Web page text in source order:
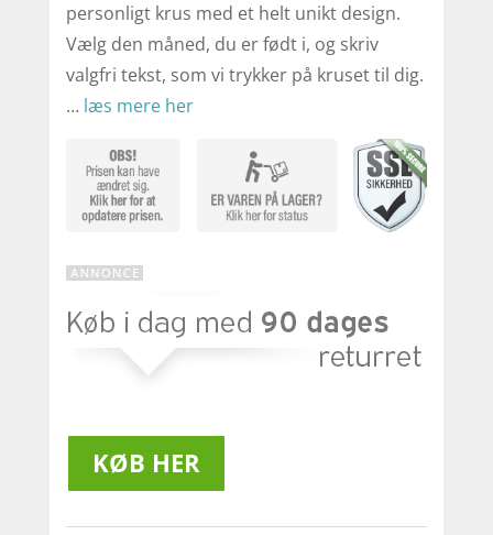
personligt krus med et helt unikt design.
Vælg den måned, du er født i, og skriv
valgfri tekst, som vi trykker på kruset til dig.
… læs mere her
KØB HER